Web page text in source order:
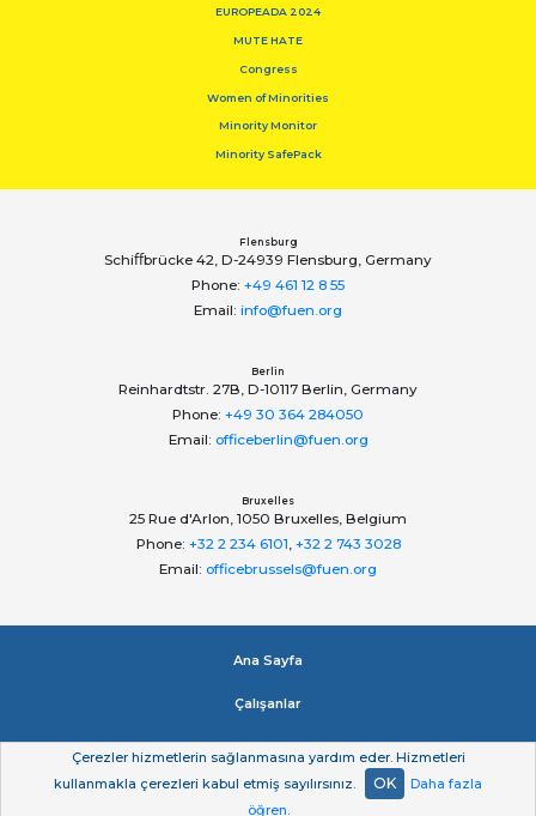
EUROPEADA 2024
MUTE HATE
Congress
Women of Minorities
Minority Monitor
Minority SafePack
Flensburg
Schiﬀbrücke 42, D-24939 Flensburg, Germany
Phone: +49 461 12 8 55
Email: info@fuen.org
Berlin
Reinhardtstr. 27B, D-10117 Berlin, Germany
Phone: +49 30 364 284050
Email: officeberlin@fuen.org
Bruxelles
25 Rue d'Arlon, 1050 Bruxelles, Belgium
Phone: +32 2 234 6101, +32 2 743 3028
Email: officebrussels@fuen.org
Ana Sayfa
Çalışanlar
Impressum
Gizlilik beyan
Çerezler hizmetlerin sağlanmasına yardım eder. Hizmetleri
kullanmakla çerezleri kabul etmiş sayılırsınız.
OK
Daha fazla
öğren.